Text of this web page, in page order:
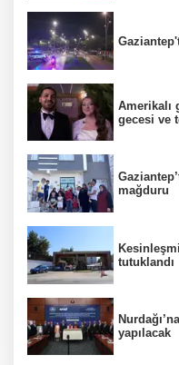
Amerikalı
gecesi ve
mağduru
tutuklandı
yapılacak